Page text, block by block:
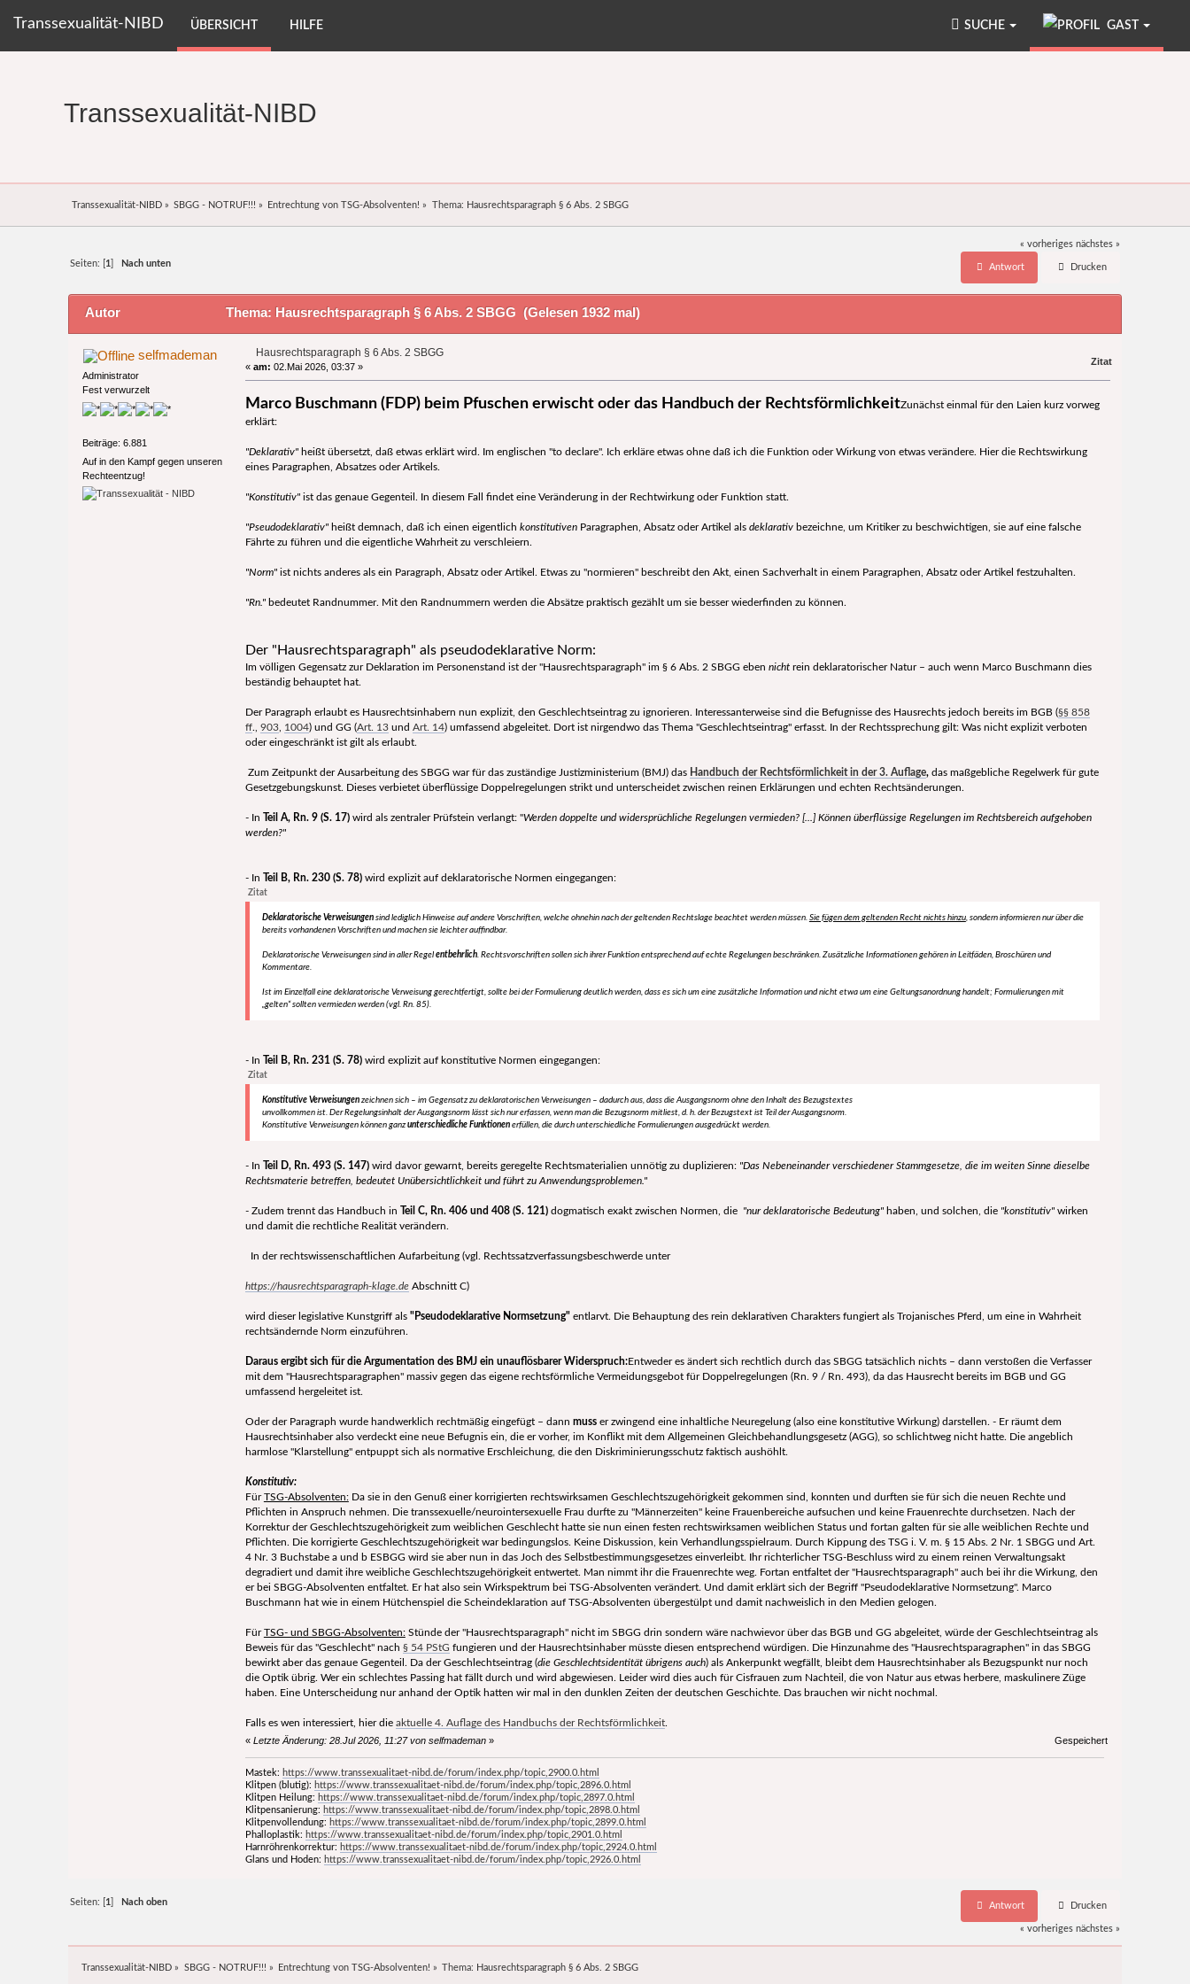
Transsexualität-NIBD ÜBERSICHT HILFE GAST
SUCHE
Transsexualität-NIBD
Transsexualität-NIBD» SBGG - NOTRUF!!! » Entrechtung von TSG-Absolventen! » Thema: Hausrechtsparagraph § 6 Abs. 2 SBGG
« vorheriges nächstes »
Antwort Drucken
Seiten: [ 1 Nach unten
Autor Thema: Hausrechtsparagraph § 6 Abs. 2 SBGG (Gelesen 1932 mal)
selfmademan
Administrator
Fest verwurzelt
Beiträge: 6.881
Auf in den Kampf gegen unseren
Rechteentzug!
Hausrechtsparagraph § 6 Abs. 2 SBGG
« am: 02.Mai 2026, 03:37 » Zitat
Marco Buschmann (FDP) beim Pfuschen erwischt oder das Handbuch der RechtsförmlichkeitZunächst einmal für den Laien kurz vorweg
erklärt:
"Deklarativ"heißt übersetzt, daß etwas erklärt wird. Im englischen "to declare". Ich erkläre etwas ohne daß ich die Funktion oder Wirkung von etwas verändere. Hier die Rechtswirkung
eines Paragraphen, Absatzes oder Artikels.
"Konstitutiv"ist das genaue Gegenteil. In diesem Fall findet eine Veränderung in der Rechtwirkung oder Funktion statt.
"Pseudodeklarativ"heißt demnach, daß ich einen eigentlich konstitutivenParagraphen, Absatz oder Artikel als deklarativbezeichne, um Kritiker zu beschwichtigen, sie auf eine falsche
Fährte zu führen und die eigentliche Wahrheit zu verschleiern.
"Norm"ist nichts anderes als ein Paragraph, Absatz oder Artikel. Etwas zu "normieren" beschreibt den Akt, einen Sachverhalt in einem Paragraphen, Absatz oder Artikel festzuhalten.
"Rn."bedeutet Randnummer. Mit den Randnummern werden die Absätze praktisch gezählt um sie besser wiederfinden zu können.
Der "Hausrechtsparagraph" als pseudodeklarative Norm:
Im völligen Gegensatz zur Deklaration im Personenstand ist der "Hausrechtsparagraph" im § 6 Abs. 2 SBGG eben nichtrein deklaratorischer Natur – auch wenn Marco Buschmann dies
beständig behauptet hat.
Der Paragraph erlaubt es Hausrechtsinhabern nun explizit, den Geschlechtseintrag zu ignorieren. Interessanterweise sind die Befugnisse des Hausrechts jedoch bereits im BGB (§§ 858
ff., 903, 1004) und GG (Art. 13und Art. 14) umfassend abgeleitet. Dort ist nirgendwo das Thema "Geschlechtseintrag" erfasst. In der Rechtssprechung gilt: Was nicht explizit verboten
oder eingeschränkt ist gilt als erlaubt.
Zum Zeitpunkt der Ausarbeitung des SBGG war für das zuständige Justizministerium (BMJ) das Handbuch der Rechtsförmlichkeit in der 3. Auflage, das maßgebliche Regelwerk für gute
Gesetzgebungskunst. Dieses verbietet überflüssige Doppelregelungen strikt und unterscheidet zwischen reinen Erklärungen und echten Rechtsänderungen.
- In Teil A, Rn. 9 (S. 17)wird als zentraler Prüfstein verlangt: "Werden doppelte und widersprüchliche Regelungen vermieden? [...] Können überflüssige Regelungen im Rechtsbereich aufgehoben
werden?"
- In Teil B, Rn. 230 (S. 78)wird explizit auf deklaratorische Normen eingegangen:
Zitat
Deklaratorische Verweisungen sind lediglich Hinweise auf andere Vorschriften, welche ohnehin nach der geltenden Rechtslage beachtet werden müssen. Sie fügen dem geltenden Recht nichts hinzu, sondern informieren nur über die
bereits vorhandenen Vorschriften und machen sie leichter auffindbar.
Deklaratorische Verweisungen sind in aller Regel entbehrlich. Rechtsvorschriften sollen sich ihrer Funktion entsprechend auf echte Regelungen beschränken. Zusätzliche Informationen gehören in Leitfäden, Broschüren und
Kommentare.
Ist im Einzelfall eine deklaratorische Verweisung gerechtfertigt, sollte bei der Formulierung deutlich werden, dass es sich um eine zusätzliche Information und nicht etwa um eine Geltungsanordnung handelt; Formulierungen mit
„gelten“ sollten vermieden werden (vgl. Rn. 85).
- In Teil B, Rn. 231 (S. 78)wird explizit auf konstitutive Normen eingegangen:
Zitat
Konstitutive Verweisungenzeichnen sich – im Gegensatz zu deklaratorischen Verweisungen – dadurch aus, dass die Ausgangsnorm ohne den Inhalt des Bezugstextes
unvollkommen ist. Der Regelungsinhalt der Ausgangsnorm lässt sich nur erfassen, wenn man die Bezugsnorm mitliest, d. h. der Bezugstext ist Teil der Ausgangsnorm.
Konstitutive Verweisungen können ganz unterschiedliche Funktionenerfüllen, diedurch unterschiedliche Formulierungen ausgedrückt werden.
- In Teil D, Rn. 493 (S. 147)wird davor gewarnt, bereits geregelte Rechtsmaterialien unnötig zu duplizieren: "Das Nebeneinander verschiedener Stammgesetze, die im weiten Sinne dieselbe
Rechtsmaterie betreffen, bedeutet Unübersichtlichkeit und führt zu Anwendungsproblemen."
- Zudem trennt das Handbuch in Teil C, Rn. 406 und 408 (S. 121)dogmatisch exakt zwischen Normen, die "nur deklaratorische Bedeutung"haben, und solchen, die "konstitutiv"wirken
und damit die rechtliche Realität verändern.
In der rechtswissenschaftlichen Aufarbeitung (vgl. Rechtssatzverfassungsbeschwerde unter
https://hausrechtsparagraph-klage.deAbschnitt C)
wird dieser legislative Kunstgriff als "Pseudodeklarative Normsetzung"entlarvt. Die Behauptung des rein deklarativen Charakters fungiert als Trojanisches Pferd, um eine in Wahrheit
rechtsändernde Norm einzuführen.
Daraus ergibt sich für die Argumentation des BMJ ein unauflösbarer Widerspruch:Entweder es ändert sich rechtlich durch das SBGG tatsächlich nichts – dann verstoßen die Verfasser
mit dem "Hausrechtsparagraphen" massiv gegen das eigene rechtsförmliche Vermeidungsgebot für Doppelregelungen (Rn. 9 / Rn. 493), da das Hausrecht bereits im BGB und GG
umfassend hergeleitet ist.
Oder der Paragraph wurde handwerklich rechtmäßig eingefügt – dann musser zwingend eine inhaltliche Neuregelung (also eine konstitutive Wirkung) darstellen. - Er räumt dem
Hausrechtsinhaber also verdeckt eine neue Befugnis ein, die er vorher, im Konflikt mit dem Allgemeinen Gleichbehandlungsgesetz (AGG), so schlichtweg nicht hatte. Die angeblich
harmlose "Klarstellung" entpuppt sich als normative Erschleichung, die den Diskriminierungsschutz faktisch aushöhlt.
Konstitutiv:
FürTSG-Absolventen:Da sie in den Genuß einer korrigierten rechtswirksamen Geschlechtszugehörigkeit gekommen sind, konnten und durften sie für sich die neuen Rechte und
Pflichten in Anspruch nehmen. Die transsexuelle/neurointersexuelle Frau durfte zu "Männerzeiten" keine Frauenbereiche aufsuchen und keine Frauenrechte durchsetzen. Nach der
Korrektur der Geschlechtszugehörigkeit zum weiblichen Geschlecht hatte sie nun einen festen rechtswirksamen weiblichen Status und fortan galten für sie alle weiblichen Rechte und
Pflichten. Die korrigierte Geschlechtszugehörigkeit war bedingungslos. Keine Diskussion, kein Verhandlungsspielraum. Durch Kippung des TSG i. V. m. § 15 Abs. 2 Nr. 1 SBGG und Art.
4 Nr. 3 Buchstabe a und b ESBGG wird sie aber nun in das Joch des Selbstbestimmungsgesetzes einverleibt. Ihr richterlicher TSG-Beschluss wird zu einem reinen Verwaltungsakt
degradiert und damit ihre weibliche Geschlechtszugehörigkeit entwertet. Man nimmt ihr die Frauenrechte weg. Fortan entfaltet der "Hausrechtsparagraph" auch bei ihr die Wirkung, den
er bei SBGG-Absolventen entfaltet. Er hat also sein Wirkspektrum bei TSG-Absolventen verändert. Und damit erklärt sich der Begriff "Pseudodeklarative Normsetzung". Marco
Buschmann hat wie in einem Hütchenspiel die Scheindeklaration auf TSG-Absolventen übergestülpt und damit nachweislich in den Medien gelogen.
FürTSG- und SBGG-Absolventen:Stünde der "Hausrechtsparagraph" nicht im SBGG drin sondern wäre nachwievor über das BGB und GG abgeleitet, würde der Geschlechtseintrag als
Beweis für das "Geschlecht" nach § 54 PStG fungieren und der Hausrechtsinhaber müsste diesen entsprechend würdigen. Die Hinzunahme des "Hausrechtsparagraphen" in das SBGG
bewirkt aber das genaue Gegenteil. Da der Geschlechtseintrag (die Geschlechtsidentität übrigens auch) als Ankerpunkt wegfällt, bleibt dem Hausrechtsinhaber als Bezugspunkt nur noch
die Optik übrig. Wer ein schlechtes Passing hat fällt durch und wird abgewiesen. Leider wird dies auch für Cisfrauen zum Nachteil, die von Natur aus etwas herbere, maskulinere Züge
haben. Eine Unterscheidung nur anhand der Optik hatten wir mal in den dunklen Zeiten der deutschen Geschichte. Das brauchen wir nicht nochmal.
Falls es wen interessiert, hier die aktuelle 4. Auflage des Handbuchs der Rechtsförmlichkeit.
« Letzte Änderung: 28.Jul 2026, 11:27 von selfmademan» Gespeichert
Mastek: https://www.transsexualitaet-nibd.de/forum/index.php/topic,2900.0.html
Klitpen (blutig): https://www.transsexualitaet-nibd.de/forum/index.php/topic,2896.0.html
Klitpen Heilung: https://www.transsexualitaet-nibd.de/forum/index.php/topic,2897.0.html
Klitpensanierung: https://www.transsexualitaet-nibd.de/forum/index.php/topic,2898.0.html
Klitpenvollendung: https://www.transsexualitaet-nibd.de/forum/index.php/topic,2899.0.html
Phalloplastik: https://www.transsexualitaet-nibd.de/forum/index.php/topic,2901.0.html
Harnröhrenkorrektur: https://www.transsexualitaet-nibd.de/forum/index.php/topic,2924.0.html
Glans und Hoden: https://www.transsexualitaet-nibd.de/forum/index.php/topic,2926.0.html
Antwort Drucken
Seiten: [ 1 Nach oben
« vorheriges nächstes »
Transsexualität-NIBD » SBGG - NOTRUF!!! » Entrechtung von TSG-Absolventen! » Thema: Hausrechtsparagraph § 6 Abs. 2 SBGG